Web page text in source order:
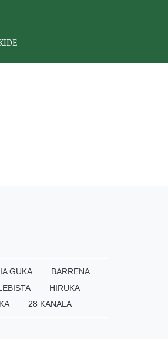
GUKA
BARRENA
HIRUKA
28 KANALA